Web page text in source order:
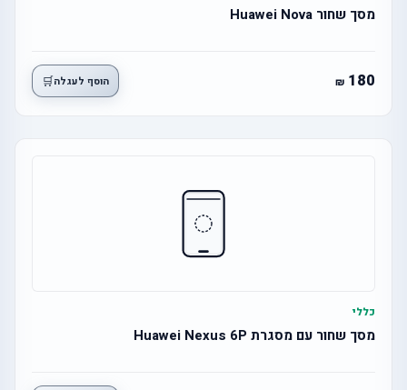
מסך שחור Huawei Nova
180 הוסף לעגלה🛒
כללי
מסך שחור עם מסגרת Huawei Nexus 6P